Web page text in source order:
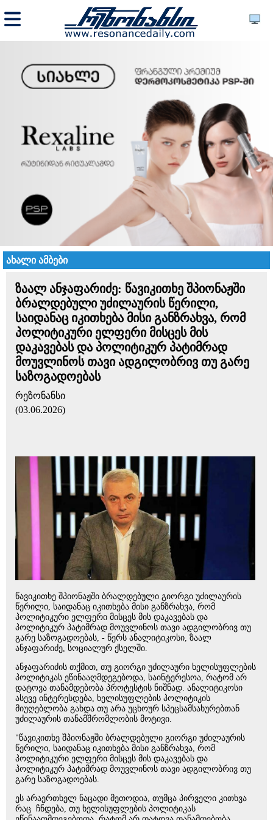
ახალი ამბები
ზაალ ანჯაფარიძე: წავიკითხე შპიონაჟში
ბრალდებული უძილაურის წერილი,
საიდანაც იკითხება მისი განზრახვა, რომ
პოლიტიკური ელფერი მისცეს მის
დაკავებას და პოლიტიკურ პატიმრად
მოუვლინოს თავი ადგილობრივ თუ გარე
საზოგადოებას
რეზონანსი
(03.06.2026)
წავიკითხე შპიონაჟში ბრალდებული გიორგი უძილაურის
წერილი, საიდანაც იკითხება მისი განზრახვა, რომ
პოლიტიკური ელფერი მისცეს მის დაკავებას და
პოლიტიკურ პატიმრად მოუვლინოს თავი ადგილობრივ თუ
გარე საზოგადოებას, - წერს ანალიტიკოსი, ზაალ
ანჯაფარიძე, სოციალურ ქსელში.
ანჯაფარიძის თქმით, თუ გიორგი უძილაური ხელისუფლების
პოლიტიკას ეწინააღმდეგებოდა, საინტერესოა, რატომ არ
დატოვა თანამდებობა პროტესტის ნიშნად. ანალიტიკოსი
ასევე ინტერესდება, ხელისუფლების პოლიტიკის
მიუღებლობა გახდა თუ არა უცხოურ სპეცსამსახურებთან
უძილაურის თანამშრომლობის მოტივი.
"წავიკითხე შპიონაჟში ბრალდებული გიორგი უძილაურის
წერილი, საიდანაც იკითხება მისი განზრახვა, რომ
პოლიტიკური ელფერი მისცეს მის დაკავებას და
პოლიტიკურ პატიმრად მოუვლინოს თავი ადგილობრივ თუ
გარე საზოგადოებას.
ეს არაერთხელ ნაცადი მეთოდია, თუმცა პირველი კითხვა
რაც ჩნდება, თუ ხელისუფლების პოლიტიკას